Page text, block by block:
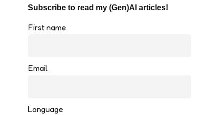
Subscribe to read my (Gen)AI articles!
First name
Email
Language